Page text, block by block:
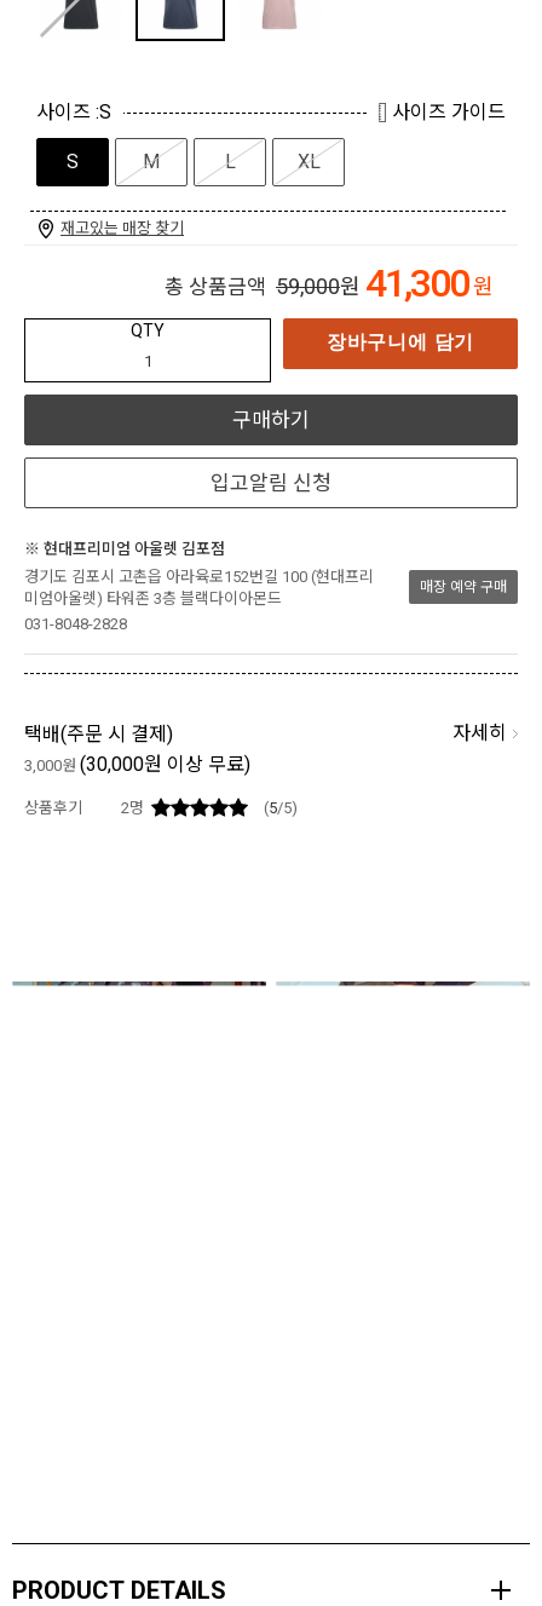
사이즈 :S 사이즈 가이드
S M L XL
재고있는 매장 찾기
총 상품금액 59,000원 41,300원
QTY 장바구니에 담기
구매하기
입고알림 신청
※ 현대프리미엄 아울렛 김포점
경기도 김포시 고촌읍 아라육로152번길 100 (현대프리
미엄아울렛) 타워존 3층 블랙다이아몬드
031-8048-2828
매장 예약 구매
택배(주문 시 결제 ) 자세히
3,000원 (30,000원 이상 무료)
상품후기 2명 (5/5)
PRODUCT DETAILS